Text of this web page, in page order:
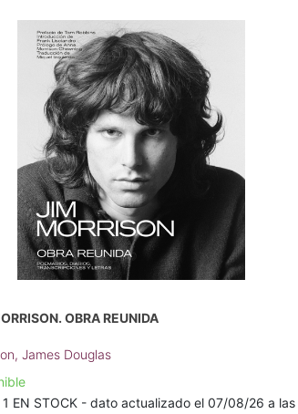
OBRA REUNIDA
James Douglas
1 EN STOCK - dato actualizado el 07/08/26 a las